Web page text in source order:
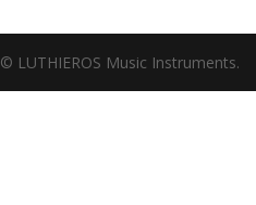
© LUTHIEROS Music Instruments.